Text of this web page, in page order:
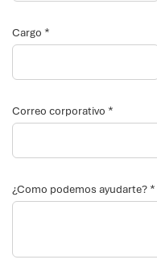
n
o
o
o
Cargo *
Correo corporativo *
¿Como podemos ayudarte? *